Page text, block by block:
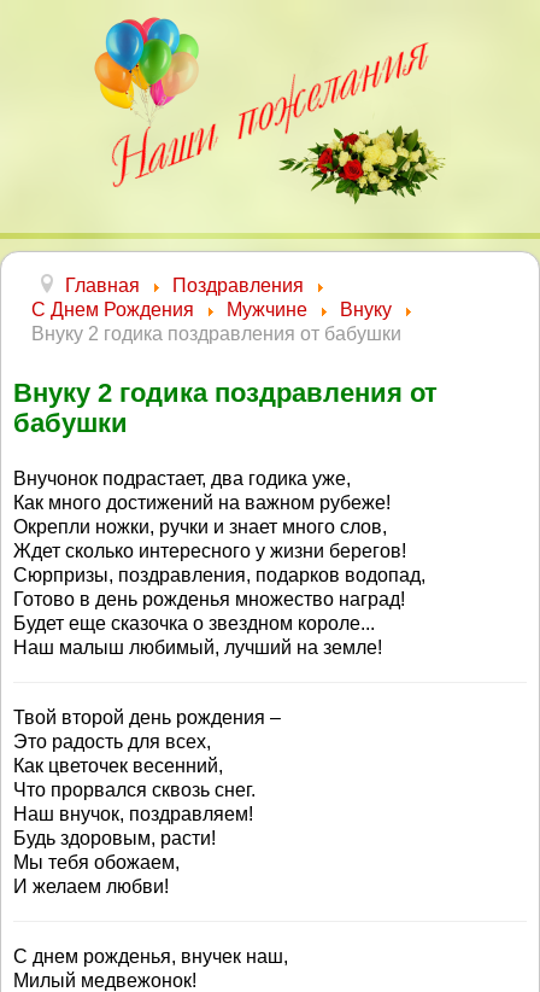
Главная
Поздравления
С Днем Рождения
Мужчине
Внуку
Внуку 2 годика поздравления от бабушки
Внуку 2 годика поздравления от
бабушки
Внучонок подрастает, два годика уже,
Как много достижений на важном рубеже!
Окрепли ножки, ручки и знает много слов,
Ждет сколько интересного у жизни берегов!
Сюрпризы, поздравления, подарков водопад,
Готово в день рожденья множество наград!
Будет еще сказочка о звездном короле...
Наш малыш любимый, лучший на земле!
Твой второй день рождения –
Это радость для всех,
Как цветочек весенний,
Что прорвался сквозь снег.
Наш внучок, поздравляем!
Будь здоровым, расти!
Мы тебя обожаем,
И желаем любви!
С днем рожденья, внучек наш,
Милый медвежонок!